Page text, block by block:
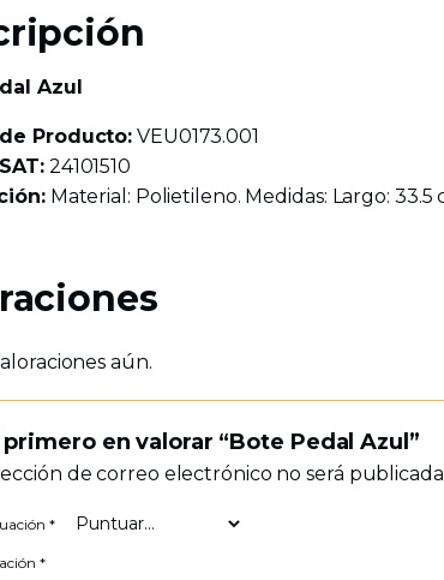
Azul
Producto: VEU0173.001
24101510
Material: Polietileno. Medidas: Largo: 33.5
aún.
primero en valorar “Bote Pedal Azul”
de correo electrónico no será
*
*